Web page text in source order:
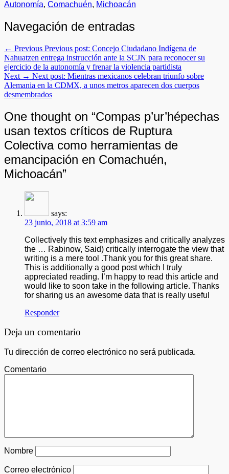
Autonomía, Comachuén, Michoacán
Navegación de entradas
← Previous Previous post: Concejo Ciudadano Indígena de
Nahuatzen entrega instrucción ante la SCJN para reconocer su
ejercicio de la autonomía y frenar la violencia partidista
Next → Next post: Mientras mexicanos celebran triunfo sobre
Alemania en la CDMX, a unos metros aparecen dos cuerpos
desmembrados
One thought on “Compas p’ur’hépechas
usan textos críticos de Ruptura
Colectiva como herramientas de
emancipación en Comachuén,
Michoacán”
says:
23 junio, 2018 at 3:59 am
Collectively this text emphasizes and critically analyzes
the … Rabinow, Said) critically interrogate the view that
writing is a mere tool .Thank you for this great share.
This is additionally a good post which I truly
appreciated reading. I’m happy to read this article and
would like to soon take in the following article. Thanks
for sharing us an awesome data that is really useful
Responder
Deja un comentario
Tu dirección de correo electrónico no será publicada.
Comentario
Nombre
Correo electrónico